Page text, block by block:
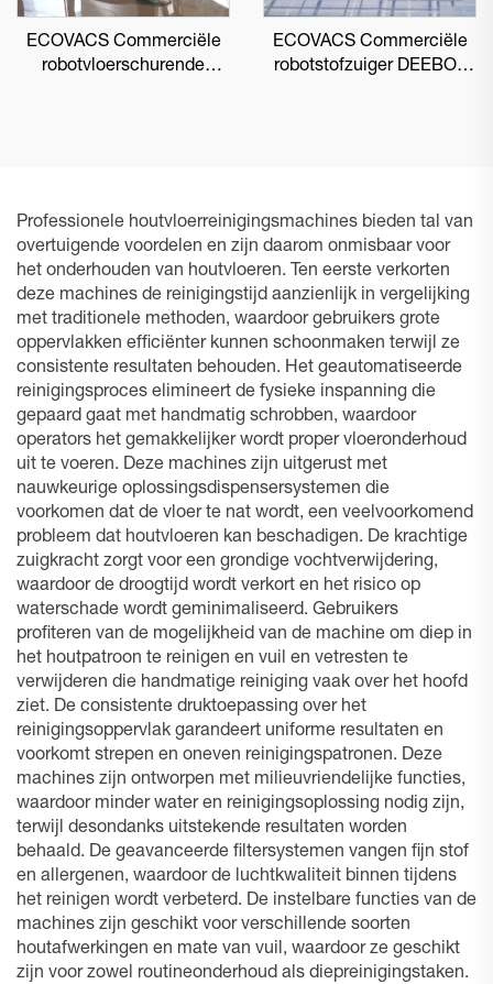
ECOVACS Commerciële
robotvloerschurende
ECOVACS Commerciële
robotstofzuiger DEEBOT
Professionele houtvloerreinigingsmachines bieden tal van
overtuigende voordelen en zijn daarom onmisbaar voor
het onderhouden van houtvloeren. Ten eerste verkorten
deze machines de reinigingstijd aanzienlijk in vergelijking
met traditionele methoden, waardoor gebruikers grote
oppervlakken efficiënter kunnen schoonmaken terwijl ze
consistente resultaten behouden. Het geautomatiseerde
reinigingsproces elimineert de fysieke inspanning die
gepaard gaat met handmatig schrobben, waardoor
operators het gemakkelijker wordt proper vloeronderhoud
uit te voeren. Deze machines zijn uitgerust met
nauwkeurige oplossingsdispensersystemen die
voorkomen dat de vloer te nat wordt, een veelvoorkomend
probleem dat houtvloeren kan beschadigen. De krachtige
zuigkracht zorgt voor een grondige vochtverwijdering,
waardoor de droogtijd wordt verkort en het risico op
waterschade wordt geminimaliseerd. Gebruikers
profiteren van de mogelijkheid van de machine om diep in
het houtpatroon te reinigen en vuil en vetresten te
verwijderen die handmatige reiniging vaak over het hoofd
ziet. De consistente druktoepassing over het
reinigingsoppervlak garandeert uniforme resultaten en
voorkomt strepen en oneven reinigingspatronen. Deze
machines zijn ontworpen met milieuvriendelijke functies,
waardoor minder water en reinigingsoplossing nodig zijn,
terwijl desondanks uitstekende resultaten worden
behaald. De geavanceerde filtersystemen vangen fijn stof
en allergenen, waardoor de luchtkwaliteit binnen tijdens
het reinigen wordt verbeterd. De instelbare functies van de
machines zijn geschikt voor verschillende soorten
houtafwerkingen en mate van vuil, waardoor ze geschikt
zijn voor zowel routineonderhoud als diepreinigingstaken.